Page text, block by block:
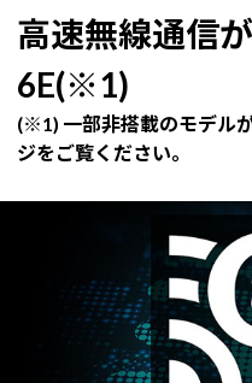
高速無線通信
6E(※1)
(※1) 一部非搭載のモデル
ジをご覧ください。